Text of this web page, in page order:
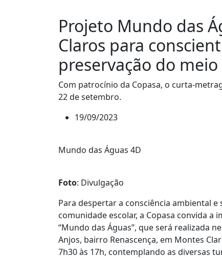
Projeto Mundo das
Claros para
preservação do
Com patrocínio da Copasa, o curta-
22 de setembro.
19/09/2023
Mundo das Águas 4D
Foto: Divulgação
Para despertar a consciência ambiental
comunidade escolar, a Copasa convida
“Mundo das Águas”, que será realizada
Anjos, bairro Renascença, em Montes
7h30 às 17h, contemplando as diversas